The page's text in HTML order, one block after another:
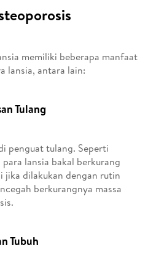
memiliki beberapa manfaat
lansia, antara lain:
Tulang
penguat tulang. Seperti
lansia bakal berkurang
jika dilakukan dengan rutin
berkurangnya massa
Tubuh